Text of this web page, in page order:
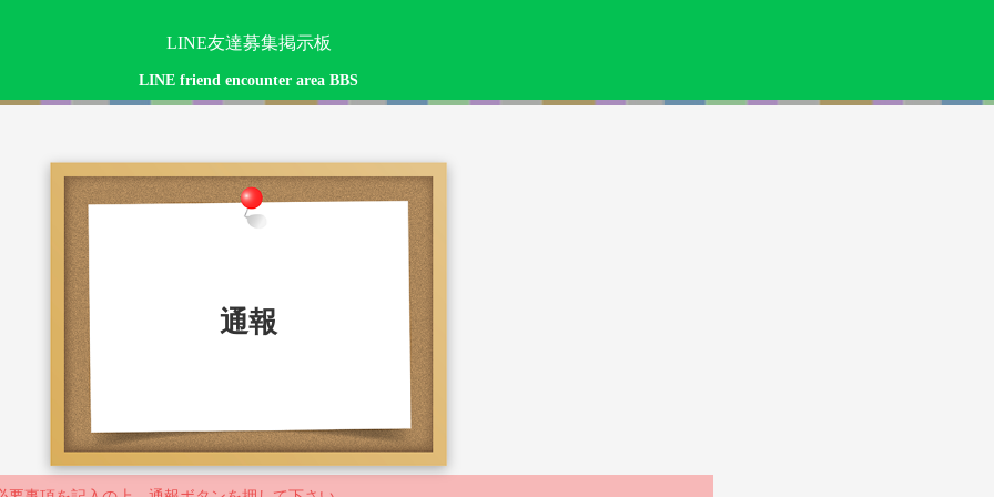
LINE友達募集掲示板
LINE friend encounter area BBS
通報